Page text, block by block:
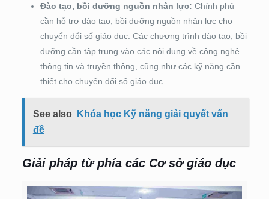
Đào tạo, bồi dưỡng nguồn nhân lực: Chính phủ
cần hỗ trợ đào tạo, bồi dưỡng nguồn nhân lực cho
chuyển đổi số giáo dục. Các chương trình đào tạo, bồi
dưỡng cần tập trung vào các nội dung về công nghệ
thông tin và truyền thông, cũng như các kỹ năng cần
thiết cho chuyển đổi số giáo dục.
See also
Khóa học Kỹ năng giải quyết vấn
đề
Giải pháp từ phía các Cơ sở giáo dục